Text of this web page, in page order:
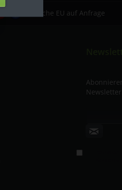
Restliche EU auf Anfrage
Newsletter.